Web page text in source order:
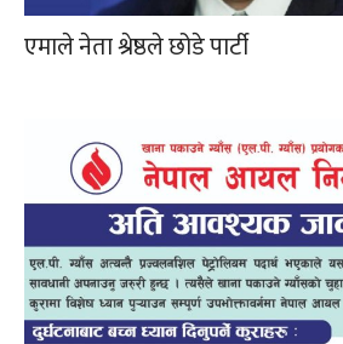
एमाले नेता श्रेष्ठले छोडे पार्टी